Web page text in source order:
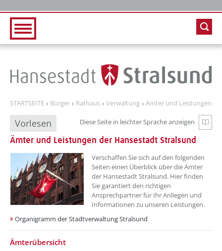
STARTSEITE Bürger Rathaus Verwaltung Ämter und Leistungen
Vorlesen Diese Seite in leichter Sprache anzeigen
Zur
Ämter und Leistungen der Hansestadt Stralsund
??? absaetzeOben[1]/titel ???Verschaffen Sie sich auf den folgenden
Seiten einen Überblick über die Ämter
der Hansestadt Stralsund. Hier finden
Sie garantiert den richtigen
Ansprechpartner für Ihr Anliegen und
Informationen zu unseren Leistungen.
Organigramm der Stadtverwaltung Stralsund
Ämterübersicht